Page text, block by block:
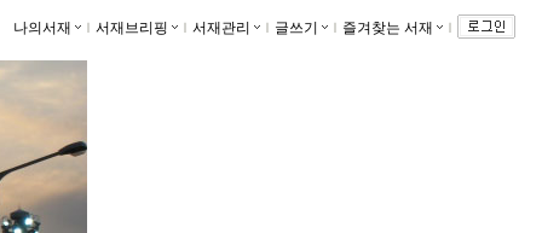
나의서재 ｌ 서재브리핑 ｌ 서재관리 ｌ 글쓰기 ｌ 즐겨찾는 서재 ｌ